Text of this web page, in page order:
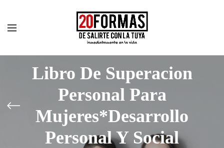
Libro De Superacion
Personal Para
Mujeres*Desarrollo
Personal Y Social